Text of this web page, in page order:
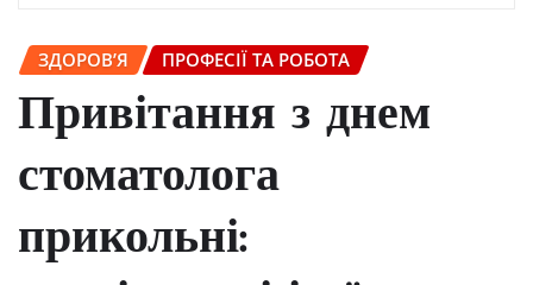
ЗДОРОВ’Я ПРОФЕСІЇ ТА РОБОТА
Привітання з днем
стоматолога
прикольні: